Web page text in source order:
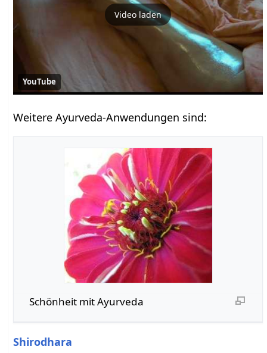
Video laden
YouTube
Weitere Ayurveda-Anwendungen sind:
Schönheit mit Ayurveda
Shirodhara